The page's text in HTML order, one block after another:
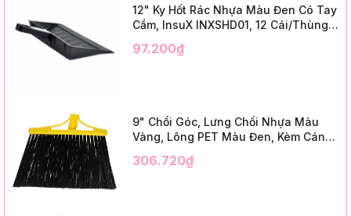
12" Ky Hốt Rác Nhựa Màu Đen Có Tay
Cầm, InsuX INXSHD01, 12 Cái/Thùng,
Black Plastic)
97.200₫
9" Chổi Góc, Lưng Chổi Nhựa Màu
Vàng, Lông PET Màu Đen, Kèm Cán
12 Bộ/Thùng (9" Angle Broom, Yellow
306.720₫